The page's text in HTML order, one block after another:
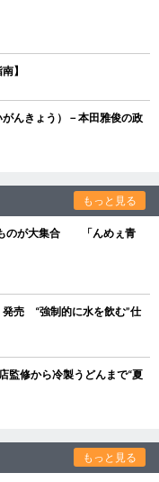
】
んきょう）－本田雅俊の政
もっと見る
ものが大集合 「んめぇ青
発売 “強制的に水を飲む”仕
監修から冷製うどんまで“夏
もっと見る